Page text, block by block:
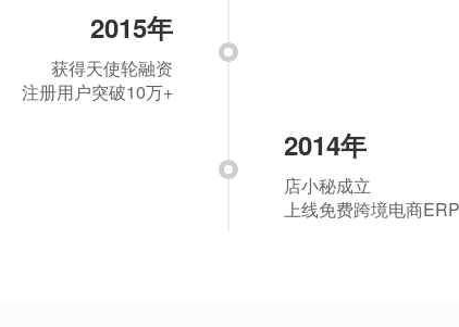
2015年
获得天使轮融资
注册用户突破10万+
2014年
店小秘成立
上线免费跨境电商